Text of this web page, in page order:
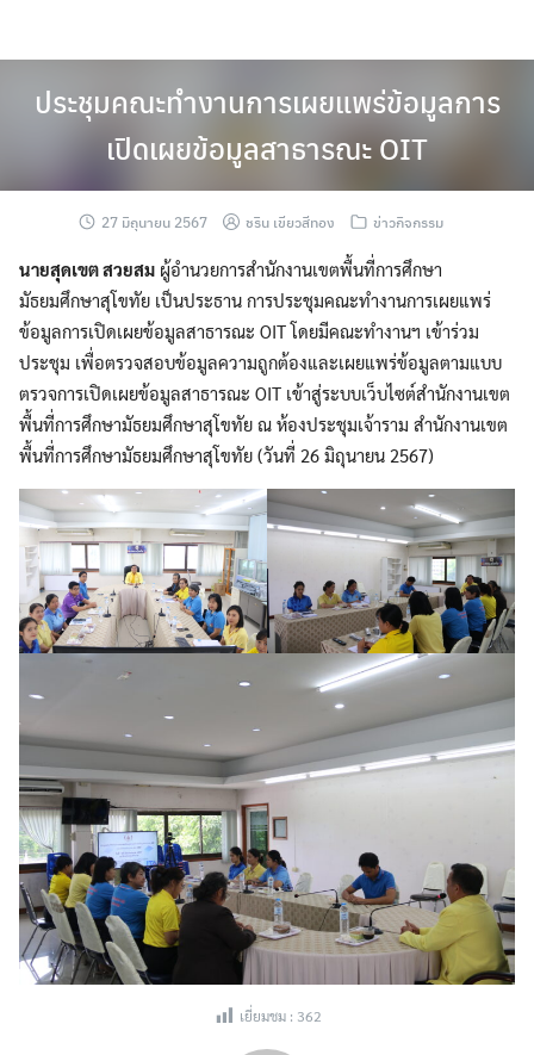
content
ประชุมคณะทำงานการเผยแพร่ข้อมูลการ
เปิดเผยข้อมูลสาธารณะ OIT
27 มิถุนายน 2567 ชริน เขียวสีทอง ข่าวกิจกรรม
นายสุดเขต สวยสม ผู้อำนวยการสำนักงานเขตพื้นที่การศึกษา
มัธยมศึกษาสุโขทัย เป็นประธาน การประชุมคณะทำงานการเผยแพร่
ข้อมูลการเปิดเผยข้อมูลสาธารณะ OIT โดยมีคณะทำงานฯ เข้าร่วม
ประชุม เพื่อตรวจสอบข้อมูลความถูกต้องและเผยแพร่ข้อมูลตามแบบ
ตรวจการเปิดเผยข้อมูลสาธารณะ OIT เข้าสู่ระบบเว็บไซต์สำนักงานเขต
พื้นที่การศึกษามัธยมศึกษาสุโขทัย ณ ห้องประชุมเจ้าราม สำนักงานเขต
พื้นที่การศึกษามัธยมศึกษาสุโขทัย (วันที่ 26 มิถุนายน 2567)
เยี่ยมชม : 362